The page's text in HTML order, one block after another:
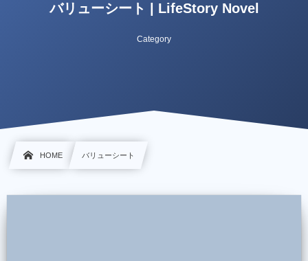
バリューシート | LifeStory Novel
Category
HOME バリューシート